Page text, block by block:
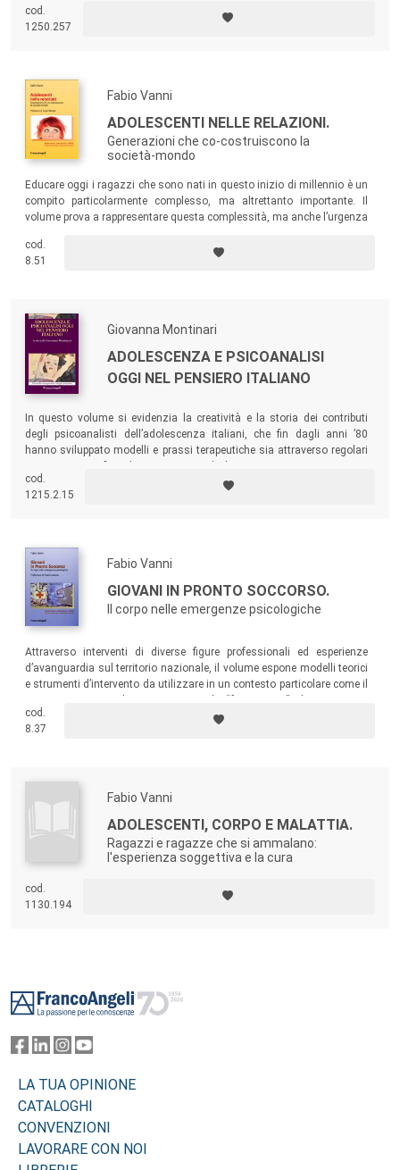
ma anche per educatori e operatori che quotidianamente li “incontrano”
nel loro lavoro e nella loro formazione.
cod.
1250.257
Fabio Vanni
ADOLESCENTI NELLE RELAZIONI.
Generazioni che co-costruiscono la
società-mondo
Educare oggi i ragazzi che sono nati in questo inizio di millennio è un
compito particolarmente complesso, ma altrettanto importante. Il
volume prova a rappresentare questa complessità, ma anche l’urgenza
delle novità e specificità dello scenario nel quale viviamo.
cod.
8.51
Giovanna Montinari
ADOLESCENZA E PSICOANALISI
OGGI NEL PENSIERO ITALIANO
In questo volume si evidenzia la creatività e la storia dei contributi
degli psicoanalisti dell’adolescenza italiani, che fin dagli anni ’80
hanno sviluppato modelli e prassi terapeutiche sia attraverso regolari
cliniche
cod.
1215.2.15
Fabio Vanni
GIOVANI IN PRONTO SOCCORSO.
Il corpo nelle emergenze psicologiche
Attraverso interventi di diverse figure professionali ed esperienze
d’avanguardia sul territorio nazionale, il volume espone modelli teorici
e strumenti d’intervento da utilizzare in un contesto particolare come il
adolescenti. Sostare al Pronto Soccorso di alcune città italiane
permette difatti di osservare il mondo giovanile in una cornice
cod.
8.37
Fabio Vanni
ADOLESCENTI, CORPO E MALATTIA.
Ragazzi e ragazze che si ammalano:
l'esperienza soggettiva e la cura
cod.
1130.194
LA TUA OPINIONE
CATALOGHI
CONVENZIONI
LAVORARE CON NOI